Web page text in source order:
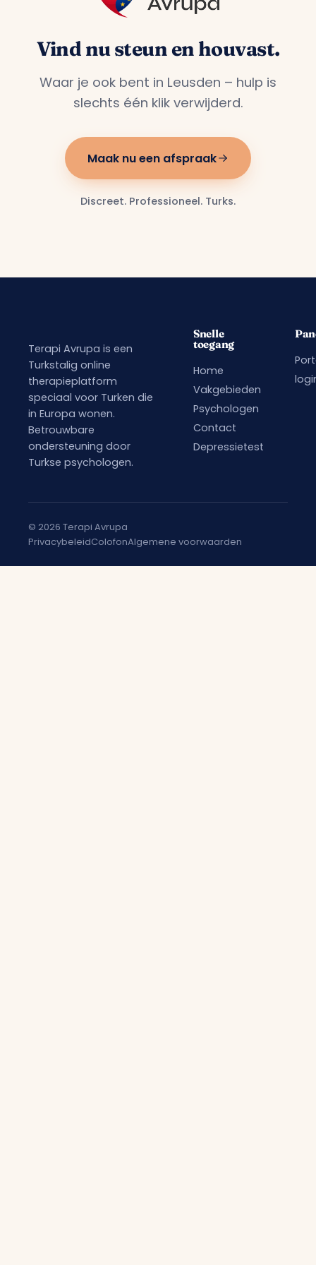
Vind nu steun en houvast.
Waar je ook bent in Leusden – hulp is
slechts één klik verwijderd.
Maak nu een afspraak
Discreet. Professioneel. Turks.
Terapi Avrupa is een
Turkstalig online
therapieplatform
speciaal voor Turken die
in Europa wonen.
Betrouwbare
ondersteuning door
Turkse psychologen.
Snelle
toegang
Home
Vakgebieden
Psychologen
Contact
Depressietest
© 2026 Terapi Avrupa
PrivacybeleidColofonAlgemene voorwaarden